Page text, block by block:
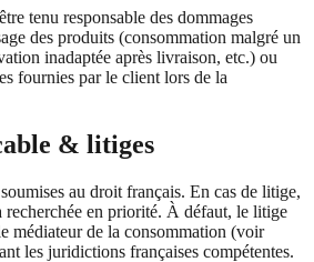
tenu responsable des dommages
des produits (consommation malgré un
inadaptée après livraison, etc.) ou
fournies par le client lors de la
& litiges
au droit français. En cas de litige,
recherchée en priorité. À défaut, le litige
médiateur de la consommation (voir
les juridictions françaises compétentes.